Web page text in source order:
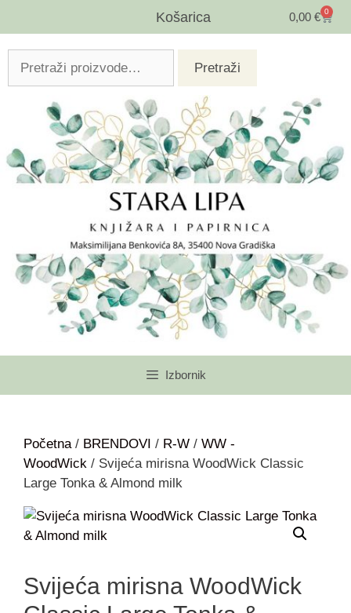
Košarica 0,00 € 0
Pretraži
Izbornik
Početna/ BRENDOVI / R-W / WW -
WoodWick / Svijeća mirisna WoodWick Classic
Large Tonka & Almond milk
Svijeća mirisna WoodWick